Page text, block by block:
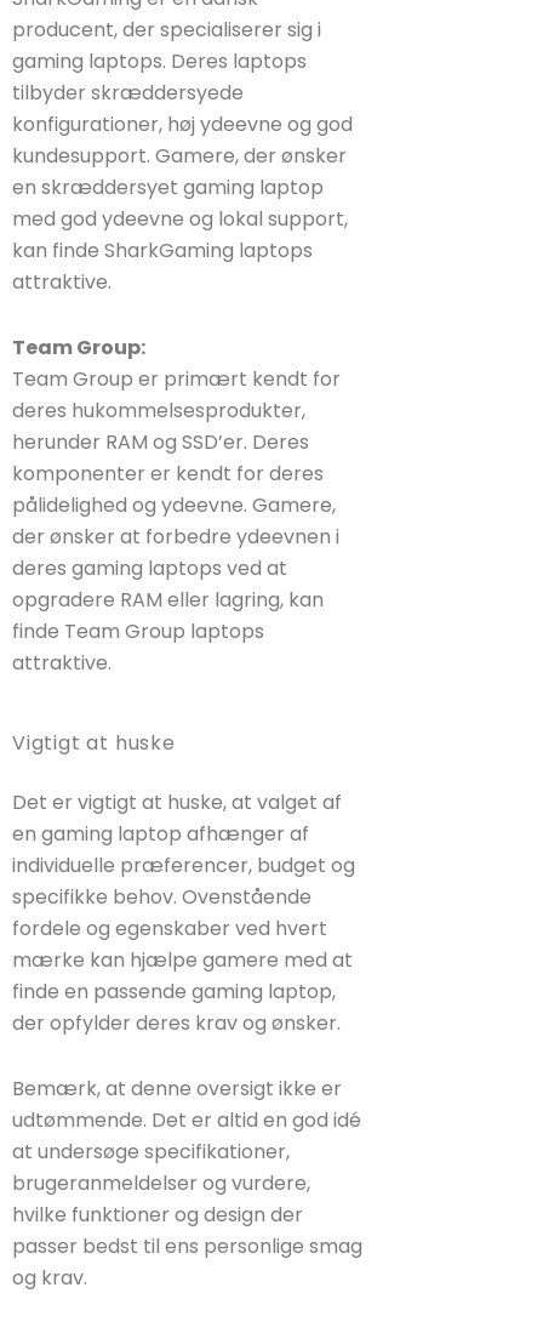
producent, der specialiserer sig i
gaming laptops. Deres laptops
tilbyder skræddersyede
konfigurationer, høj ydeevne og god
kundesupport. Gamere, der ønsker
en skræddersyet gaming laptop
med god ydeevne og lokal support,
kan finde SharkGaming laptops
attraktive.
Team Group:
Team Group er primært kendt for
deres hukommelsesprodukter,
herunder RAM og SSD’er. Deres
komponenter er kendt for deres
pålidelighed og ydeevne. Gamere,
der ønsker at forbedre ydeevnen i
deres gaming laptops ved at
opgradere RAM eller lagring, kan
finde Team Group laptops
attraktive.
Vigtigt at huske
Det er vigtigt at huske, at valget af
en gaming laptop afhænger af
individuelle præferencer, budget og
specifikke behov. Ovenstående
fordele og egenskaber ved hvert
mærke kan hjælpe gamere med at
finde en passende gaming laptop,
der opfylder deres krav og ønsker.
Bemærk, at denne oversigt ikke er
udtømmende. Det er altid en god idé
at undersøge specifikationer,
brugeranmeldelser og vurdere,
hvilke funktioner og design der
passer bedst til ens personlige smag
og krav.